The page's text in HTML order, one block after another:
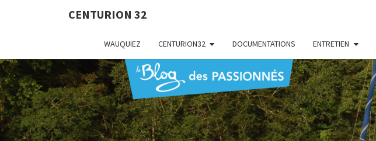
CENTURION 32
WAUQUIEZ CENTURION32 DOCUMENTATIONS ENTRETIEN